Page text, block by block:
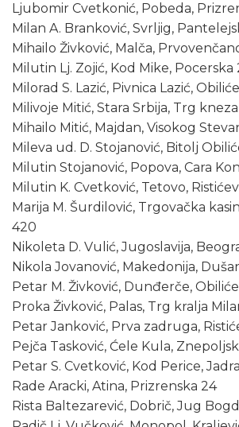
Ljubomir Cvetkonić, Pobeda,
Milan A. Branković, Svrljig,
Mihailo Živković, Malča,
Milutin Lj. Zojić, Kod Mike, Pocerska
Milorad S. Lazić, Pivnica Lazić,
Milivoje Mitić, Stara Srbija, Trg
Mihailo Mitić, Majdan, Visokog
Mileva ud. D. Stojanović, Bitolj
Milutin Stojanović, Popova, Cara
Milutin K. Cvetković, Tetovo,
Marija M. Šurdilović, Trgovačka
420
Nikoleta D. Vulić, Jugoslavija,
Nikola Jovanović, Makedonija,
Petar M. Živković, Dunđerče,
Proka Živković, Palas, Trg kralja
Petar Janković, Prva zadruga,
Pejča Tasković, Ćele Kula,
Petar S. Cvetković, Kod Perice,
Rade Aracki, Atina, Prizrenska 24
Rista Baltezarević, Dobrič, Jug